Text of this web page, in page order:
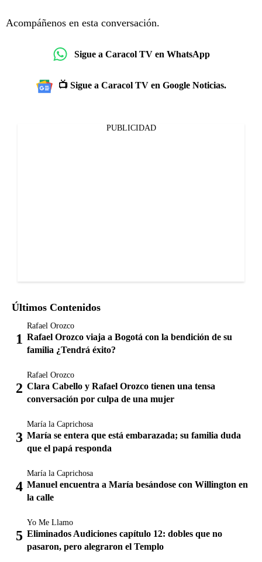
Acompáñenos en esta conversación.
Sigue a Caracol TV en WhatsApp
📺 Sigue a Caracol TV en Google Noticias.
PUBLICIDAD
Últimos Contenidos
Rafael Orozco
Rafael Orozco viaja a Bogotá con la bendición de su
familia ¿Tendrá éxito?
Rafael Orozco
Clara Cabello y Rafael Orozco tienen una tensa
conversación por culpa de una mujer
María la Caprichosa
María se entera que está embarazada; su familia duda
que el papá responda
María la Caprichosa
Manuel encuentra a María besándose con Willington en
la calle
Yo Me Llamo
Eliminados Audiciones capítulo 12: dobles que no
pasaron, pero alegraron el Templo